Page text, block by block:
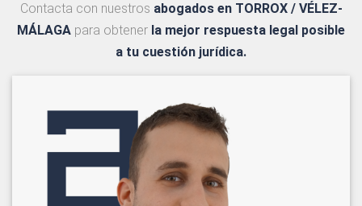
Contacta con nuestros abogados en TORROX / VÉLEZ-
MÁLAGA para obtener la mejor respuesta legal posible
a tu cuestión jurídica.